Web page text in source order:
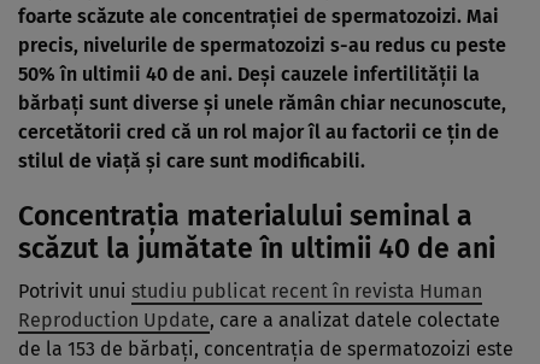
foarte scăzute ale concentrației de spermatozoizi. Mai
precis, nivelurile de spermatozoizi s-au redus cu peste
50% în ultimii 40 de ani. Deși cauzele infertilității la
bărbați sunt diverse și unele rămân chiar necunoscute,
cercetătorii cred că un rol major îl au factorii ce țin de
stilul de viață și care sunt modificabili.
Concentrația materialului seminal a
scăzut la jumătate în ultimii 40 de ani
Potrivit unui studiu publicat recent în revista Human
Reproduction Update, care a analizat datele colectate
de la 153 de bărbați, concentrația de spermatozoizi este